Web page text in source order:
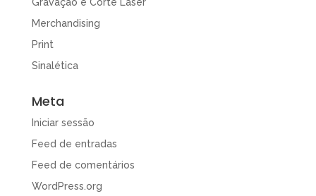
Merchandising
Print
Sinalética
Meta
Iniciar sessão
Feed de entradas
Feed de comentários
WordPress.org